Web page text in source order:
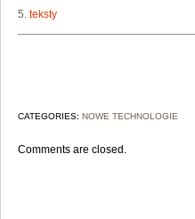
5. teksty
CATEGORIES: NOWE TECHNOLOGIE
Comments are closed.